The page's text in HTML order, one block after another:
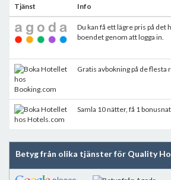
Tjänst Info
Du kan få ett lägre pris på det
boendet genom att logga in.
Gratis avbokning på de flesta
Samla 10 nätter, få 1
Betyg från olika tjänster för Quality